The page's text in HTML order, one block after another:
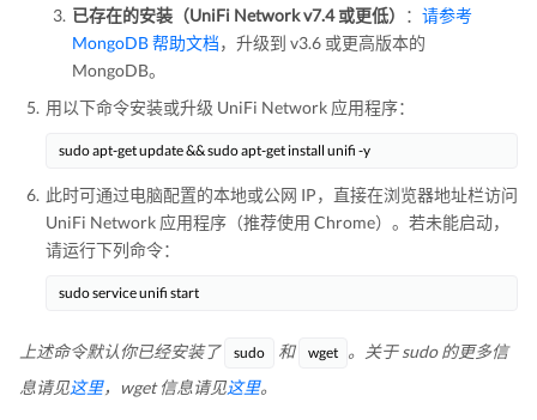
已存在的安装（UniFi Network v7.4 或更低）
： 请参考
MongoDB 帮助文档，升级到 v3.6 或更高版本的
MongoDB。
用以下命令安装或升级 UniFi Network 应用程序：
sudo apt-get update && sudo apt-get install unifi -y
此时可通过电脑配置的本地或公网 IP，直接在浏览器地址栏访问
UniFi Network 应用程序（推荐使用 Chrome）。若未能启动，
请运行下列命令：
sudo service unifi start
上述命令默认你已经安装了 sudo 和 wget 。关于 sudo 的更多信
息请见这里，wget 信息请见这里。